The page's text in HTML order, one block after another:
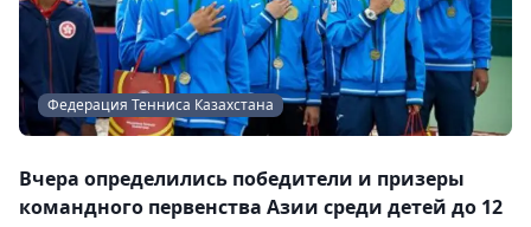
Федерация Тенниса Казахстана
Вчера определились победители и призеры
командного первенства Азии среди детей до 12